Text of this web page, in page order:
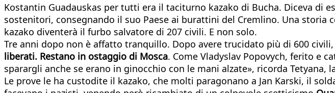
Kostantin Guadauskas per tutti era il taciturno kazako di Bucha. Diceva di
sostenitori, consegnando il suo Paese ai burattini del Cremlino. Una storia
kazako diventerà il furbo salvatore di 207 civili. E non solo.
Tre anni dopo non è affatto tranquillo. Dopo avere trucidato più di 600
liberati. Restano in ostaggio di Mosca. Come Vladyslav Popovych, ferito e
sparargli anche se erano in ginocchio con le mani alzate», ricorda Tetyana,
Le prove le ha custodite il kazako, che molti paragonano a Jan Karski, il